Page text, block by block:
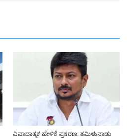
ವಿವಾದಾತ್ಮಕ ಹೇಳಿಕೆ ಪ್ರಕರಣ: ತಮಿಳುನಾಡು